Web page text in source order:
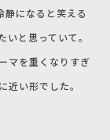
静になると笑える
と思っていて。
マを重くなりすぎ
近い形でした。